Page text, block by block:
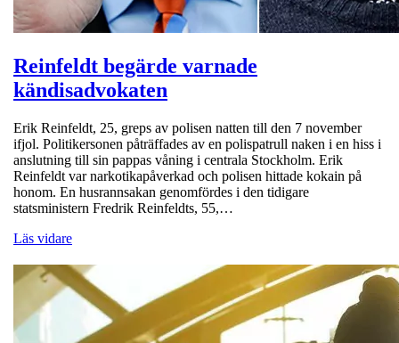
Reinfeldt begärde varnade
kändisadvokaten
Erik Reinfeldt, 25, greps av polisen natten till den 7 november
ifjol. Politikersonen påträffades av en polispatrull naken i en hiss i
anslutning till sin pappas våning i centrala Stockholm. Erik
Reinfeldt var narkotikapåverkad och polisen hittade kokain på
honom. En husrannsakan genomfördes i den tidigare
statsministern Fredrik Reinfeldts, 55,…
Läs vidare